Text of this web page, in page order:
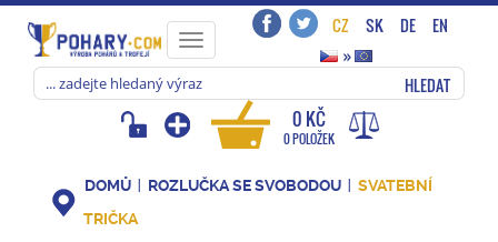
Toggle
navigation
CZ SK DE
EN
»
HLEDAT
0 KČ
0 POLOŽEK
DOMŮ ROZLUČKA SE SVOBODOU
SVATEBNÍ
TRIČKA